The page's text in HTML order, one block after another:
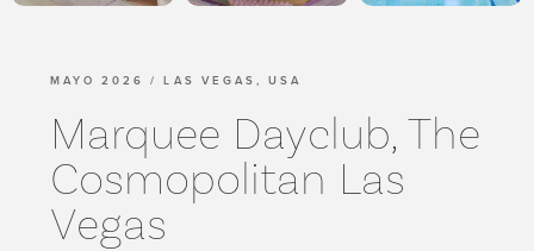
MAYO 2026 / LAS VEGAS, USA
Marquee Dayclub, The
Cosmopolitan Las
Vegas